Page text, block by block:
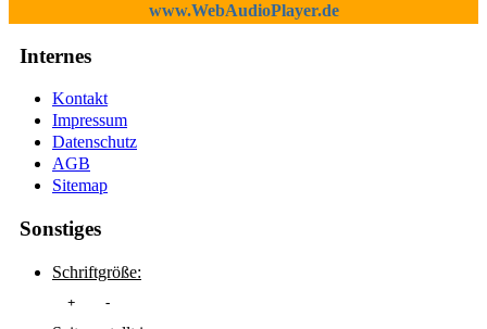
www.WebAudioPlayer.de
Internes
Kontakt
Impressum
Datenschutz
AGB
Sitemap
Sonstiges
Schriftgröße:
+ -